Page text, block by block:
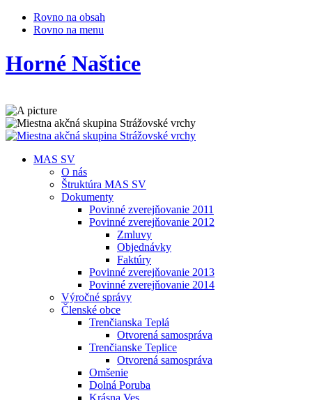
Rovno na obsah
Rovno na menu
Horné Naštice
MAS SV
O nás
Štruktúra MAS SV
Dokumenty
Povinné zverejňovanie 2011
Povinné zverejňovanie 2012
Zmluvy
Objednávky
Faktúry
Povinné zverejňovanie 2013
Povinné zverejňovanie 2014
Výročné správy
Členské obce
Trenčianska Teplá
Otvorená samospráva
Trenčianske Teplice
Otvorená samospráva
Omšenie
Dolná Poruba
Krásna Ves